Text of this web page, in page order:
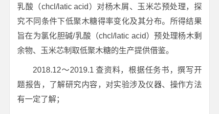
乳酸（chcl/latic acid）对杨木屑、玉米芯预处理，探
究不同条件下低聚木糖得率变化及其分布。所得结果
旨在为氯化胆碱/乳酸（chcl/latic acid）预处理杨木剩
余物、玉米芯制取低聚木糖的生产提供借鉴。
2018.12～2019.1 查资料，根据任务书，撰写开
题报告，了解研究内容，对实验涉及仪器、操作方法
有一定了解；